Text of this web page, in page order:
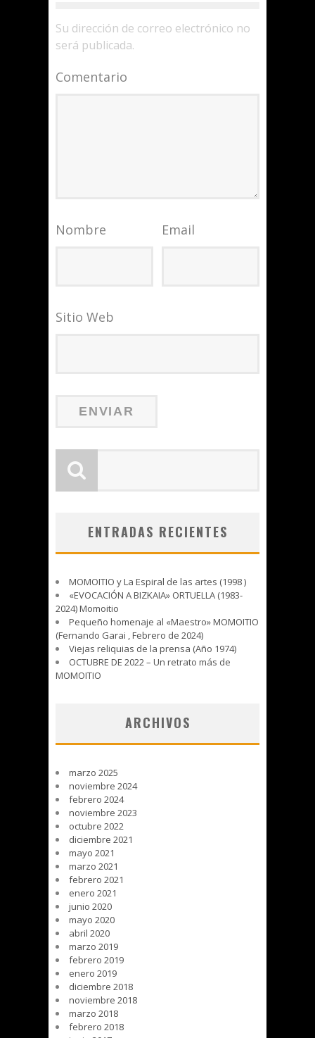
Su dirección de correo electrónico no
será publicada.
Comentario
Nombre Email
Sitio Web
ENTRADAS RECIENTES
MOMOITIO y La Espiral de las artes (1998 )
«EVOCACIÓN A BIZKAIA» ORTUELLA (1983-
2024) Momoitio
Pequeño homenaje al «Maestro» MOMOITIO
(Fernando Garai , Febrero de 2024)
Viejas reliquias de la prensa (Año 1974)
OCTUBRE DE 2022 – Un retrato más de
MOMOITIO
ARCHIVOS
marzo 2025
noviembre 2024
febrero 2024
noviembre 2023
octubre 2022
diciembre 2021
mayo 2021
marzo 2021
febrero 2021
enero 2021
junio 2020
mayo 2020
abril 2020
marzo 2019
febrero 2019
enero 2019
diciembre 2018
noviembre 2018
marzo 2018
febrero 2018